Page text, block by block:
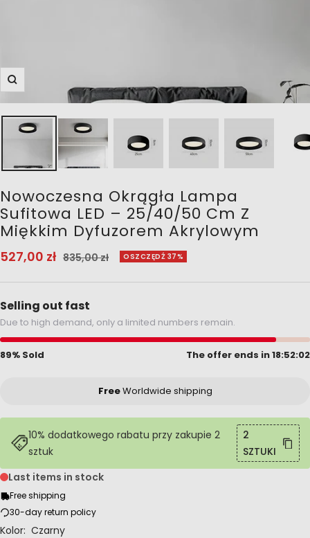
Powiększ
Nowoczesna Okrągła Lampa
Sufitowa LED – 25/40/50 Cm Z
Miękkim Dyfuzorem Akrylowym
Cena
527,00 zł Cena
835,00 zł OSZCZĘDŹ 37%
Selling out fast
Due to high demand, only a limited numbers remain.
89% Sold The offer ends in18:52:01
FreeWorldwide shipping
10% dodatkowego rabatu przy zakupie 2
sztuk
2
SZTUKI
Last items in stock
Free shipping
30-day return policy
Kolor: Czarny